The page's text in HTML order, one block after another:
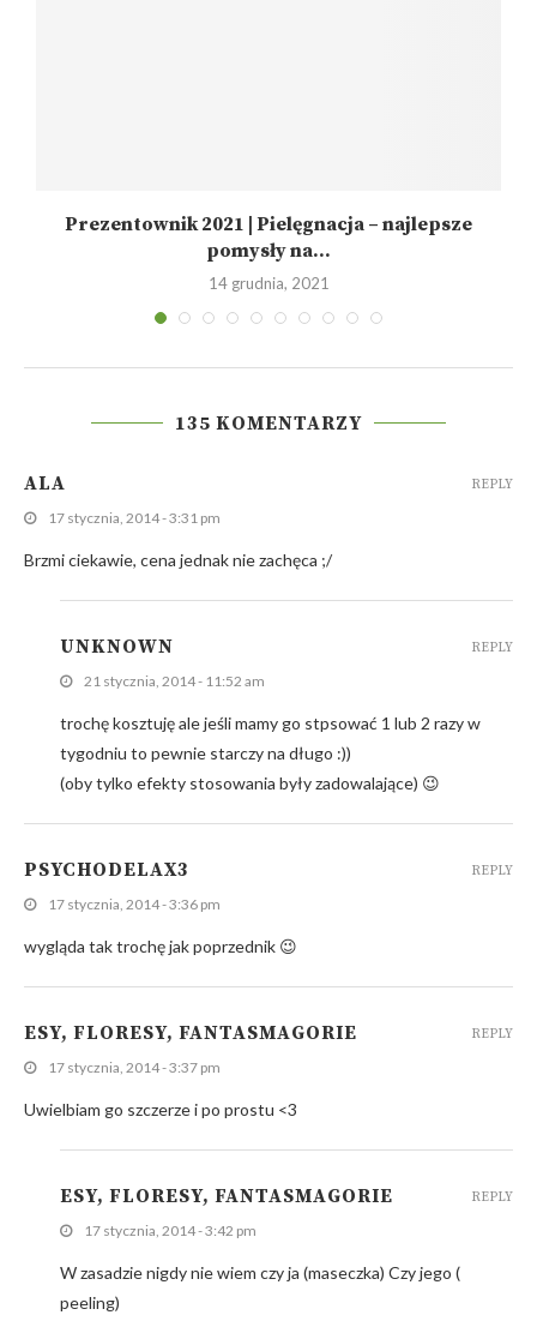
Prezentownik 2021 | Pielęgnacja – najlepsze
pomysły na...
14 grudnia, 2021
135 KOMENTARZY
ALA
17 stycznia, 2014 - 3:31 pm
Brzmi ciekawie, cena jednak nie zachęca ;/
REPLY
UNKNOWN
21 stycznia, 2014 - 11:52 am
trochę kosztuję ale jeśli mamy go stpsować 1 lub 2 razy w
tygodniu to pewnie starczy na długo :))
(oby tylko efekty stosowania były zadowalające) 😉
REPLY
PSYCHODELAX3
17 stycznia, 2014 - 3:36 pm
wygląda tak trochę jak poprzednik 😉
REPLY
ESY, FLORESY, FANTASMAGORIE
17 stycznia, 2014 - 3:37 pm
Uwielbiam go szczerze i po prostu <3
REPLY
ESY, FLORESY, FANTASMAGORIE
17 stycznia, 2014 - 3:42 pm
W zasadzie nigdy nie wiem czy ja (maseczka) Czy jego (
peeling)
REPLY